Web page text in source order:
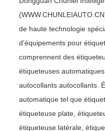
de haute technologie
d'équipements pour
comprennent des
étiqueteuses
autocollants autocollants.
automatique tel que
étiqueteuse plate,
étiqueteuse latérale,